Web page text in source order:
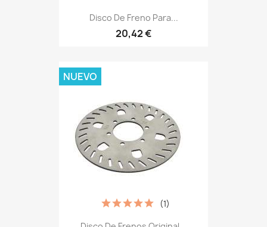
Disco De Freno Para...
20,42 €
(1)
NUEVO